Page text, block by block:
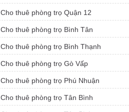
Cho thuê phòng trọ Quận 12
Cho thuê phòng trọ Bình Tân
Cho thuê phòng trọ Bình Thạnh
Cho thuê phòng trọ Gò Vấp
Cho thuê phòng trọ Phú Nhuận
Cho thuê phòng trọ Tân Bình